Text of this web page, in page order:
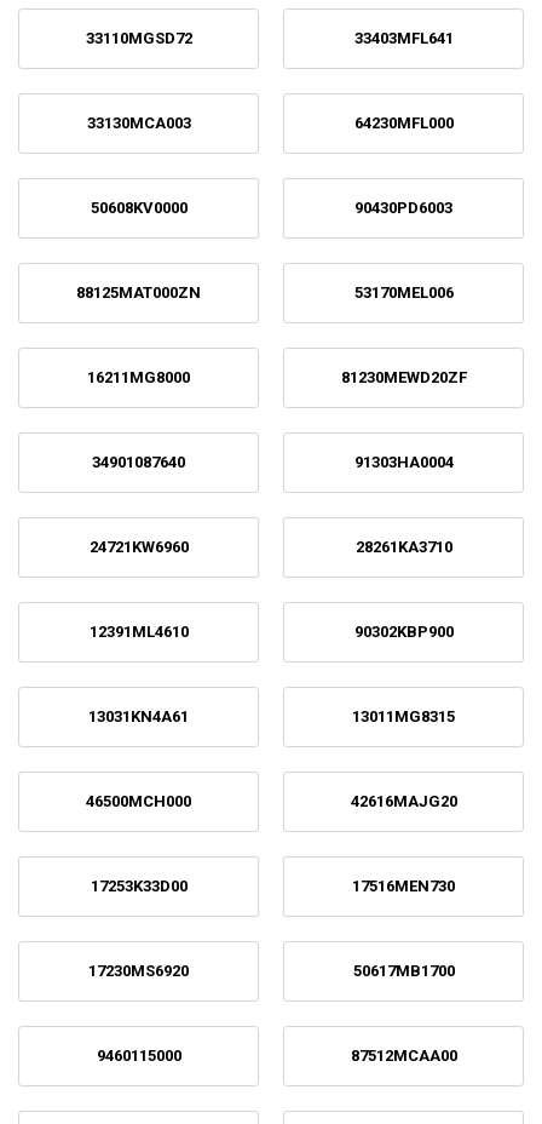
33110MGSD72 33403MFL641
33130MCA003 64230MFL000
50608KV0000 90430PD6003
88125MAT000ZN 53170MEL006
16211MG8000 81230MEWD20ZF
34901087640 91303HA0004
24721KW6960 28261KA3710
12391ML4610 90302KBP900
13031KN4A61 13011MG8315
46500MCH000 42616MAJG20
17253K33D00 17516MEN730
17230MS6920 50617MB1700
9460115000 87512MCAA00